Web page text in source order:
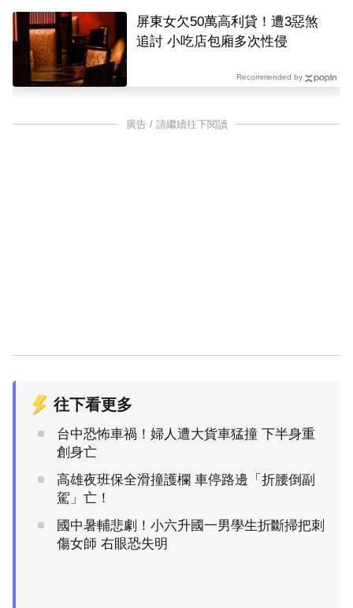
屏東女欠50萬高利貸！遭3惡煞
追討 小吃店包廂多次性侵
Recommended by
廣告 / 請繼續往下閱讀
往下看更多
台中恐怖車禍！婦人遭大貨車猛撞 下半身重
創身亡
高雄夜班保全滑撞護欄 車停路邊「折腰倒副
駕」亡！
國中暑輔悲劇！小六升國一男學生折斷掃把刺
傷女師 右眼恐失明